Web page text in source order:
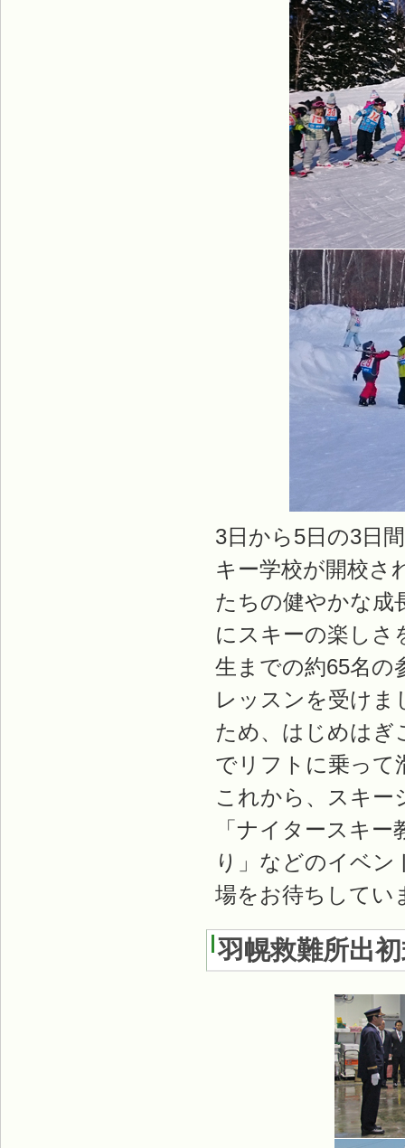
3日から5日の3日
キー学校が開校さ
たちの健やかな成
にスキーの楽しさ
生までの約65名の
レッスンを受けま
ため、はじめはぎ
でリフトに乗って
これから、スキー
「ナイタースキ
り」などのイベ
場をお待ちしてい
羽幌救難所出